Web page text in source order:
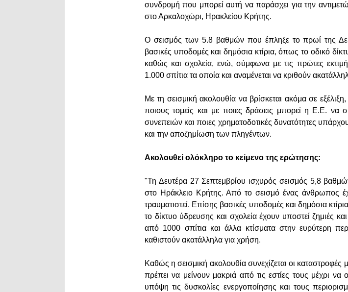
συνδρομή που μπορεί αυτή να παράσχει για την
στο Αρκαλοχώρι, Ηρακλείου Κρήτης.
Ο σεισμός των 5.8 βαθμών που έπληξε το πρωί της
βασικές υποδομές και δημόσια κτίρια, όπως το οδικό
καθώς και σχολεία, ενώ, σύμφωνα με τις πρώτες
1.000 σπίτια τα οποία και αναμένεται να κριθούν
Με τη σεισμική ακολουθία να βρίσκεται ακόμα σε
ποιους τομείς και με ποιες δράσεις μπορεί η Ε.Ε. να
συνεπειών και ποιες χρηματοδοτικές δυνατότητες
και την αποζημίωση των πληγέντων.
Ακολουθεί ολόκληρο το κείμενο της ερώτησης:
"Τη Δευτέρα 27 Σεπτεμβρίου ισχυρός σεισμός 5,8
στο Ηράκλειο Κρήτης. Από το σεισμό ένας άνθρωπος
τραυματιστεί. Επίσης βασικές υποδομές και δημόσια
το δίκτυο ύδρευσης και σχολεία έχουν υποστεί ζημιές
από 1000 σπίτια και άλλα κτίσματα στην ευρύτερη
καθιστούν ακατάλληλα για χρήση.
Καθώς η σεισμική ακολουθία συνεχίζεται οι
πρέπει να μείνουν μακριά από τις εστίες τους μέχρι να
υπόψη τις δυσκολίες ενεργοποίησης και τους